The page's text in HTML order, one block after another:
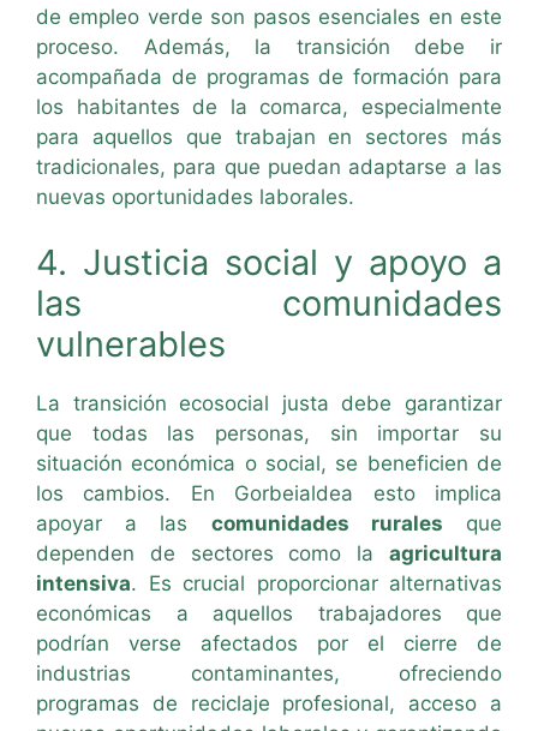
de empleo verde son pasos esenciales en este
proceso. Además, la transición debe ir
acompañada de programas de formación para
los habitantes de la comarca, especialmente
para aquellos que trabajan en sectores más
tradicionales, para que puedan adaptarse a las
nuevas oportunidades laborales.
4. Justicia social y apoyo a
las comunidades
vulnerables
La transición ecosocial justa debe garantizar
que todas las personas, sin importar su
situación económica o social, se beneficien de
los cambios. En Gorbeialdea esto implica
apoyar a las comunidades rurales que
dependen de sectores como la agricultura
intensiva. Es crucial proporcionar alternativas
económicas a aquellos trabajadores que
podrían verse afectados por el cierre de
industrias contaminantes, ofreciendo
programas de reciclaje profesional, acceso a